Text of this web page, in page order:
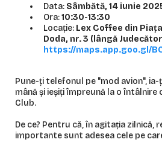
Data: Sâmbătă, 14 iunie
Ora:10:30-13:30
Locație: Lex Coffee din
Doda, nr. 3 (lângă
https://maps.app.goo.gl/
Pune-ți telefonul pe "mod avion",
mână și ieșiți împreună la o întâlnire
Club.
De ce? Pentru că, în agitația zilnică,
importante sunt adesea cele pe